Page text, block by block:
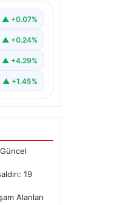
▲ +0.07%
▲ +0.24%
▲ +4.29%
▲ +1.45%
19
Alanları